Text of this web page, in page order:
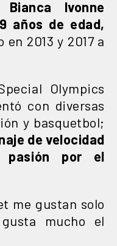
Bianca Ivonne
años de edad,
2013 y 2017 a
Olympics
con diversas
y basquetbol;
de velocidad
pasión por el
me gustan solo
mucho el